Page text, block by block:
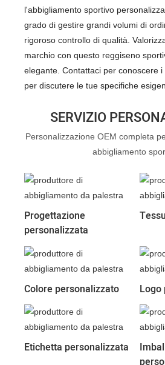
l'abbigliamento sportivo
grado di gestire grandi volumi di
rigoroso controllo di qualità.
marchio con questo reggiseno
elegante. Contattaci per conoscere
per discutere le tue specifiche
SERVIZIO
Personalizzazione OEM completa
abbigliamento
Progettazione
personalizzata
Colore personalizzato Logo
Etichetta personalizzata